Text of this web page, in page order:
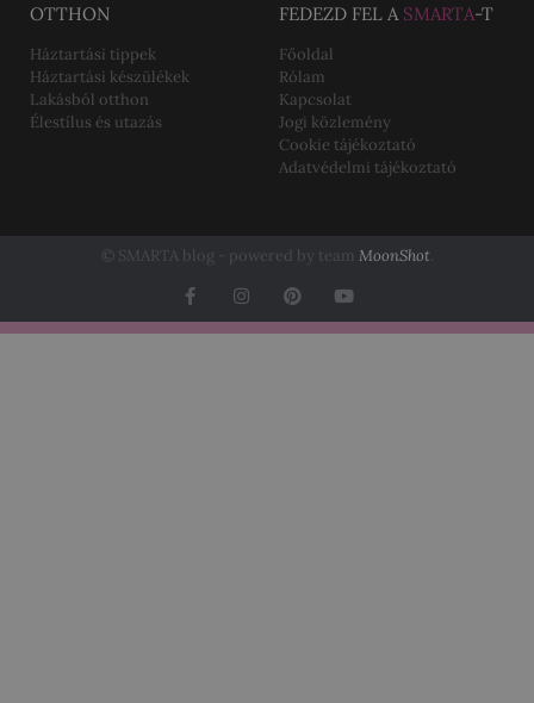
OTTHON
Háztartási tippek
Háztartási készülékek
Lakásból otthon
Élestílus és utazás
FEDEZD FEL A SMARTA-T
Főoldal
Rólam
Kapcsolat
Jogi közlemény
Cookie tájékoztató
Adatvédelmi tájékoztató
© SMARTA blog - powered by team MoonShot.